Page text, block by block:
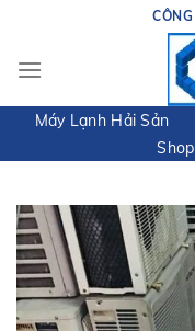
content
Máy Lạnh Hải Sản